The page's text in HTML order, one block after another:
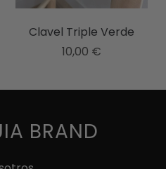
en
la
página
Clavel Triple Verde
10,00 €
producto
múltiples
variantes.
BRAND